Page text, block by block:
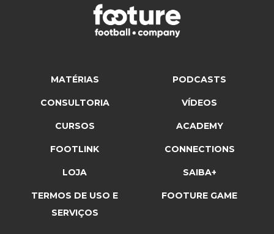
MATÉRIAS PODCASTS
CONSULTORIA VÍDEOS
CURSOS ACADEMY
FOOTLINK CONNECTIONS
LOJA SAIBA+
TERMOS DE USO E
SERVIÇOS
FOOTURE GAME